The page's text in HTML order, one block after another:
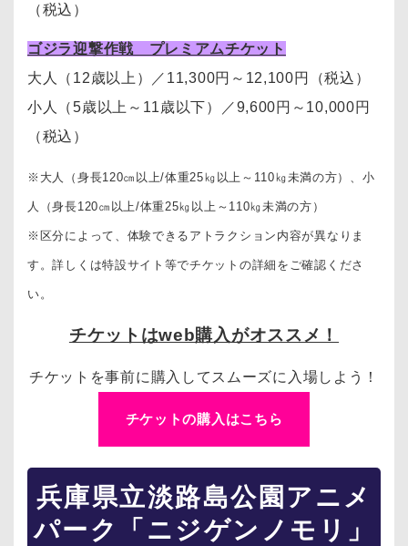
（税込）
ゴジラ迎撃作戦 プレミアムチケット
大人（12歳以上）
／11,300円～12,100円
（税込）
小人（5歳以上～11歳以下）
／9,600円～10,000円
（税込）
※大人（身長120㎝以上/体重25㎏以上～110㎏未満の方）、 小
人（身長120㎝以上/体重25㎏以上～110㎏未満の方）
※区分によって、体験できるアトラクション内容が異なりま
す。詳しくは特設サイト等でチケットの詳細をご確認くださ
い。
チケットはweb購入がオススメ！
チケットを事前に購入してスムーズに入場しよう！
チケットの購入はこちら
兵庫県立淡路島公園アニメ
パーク「ニジゲンノモリ」